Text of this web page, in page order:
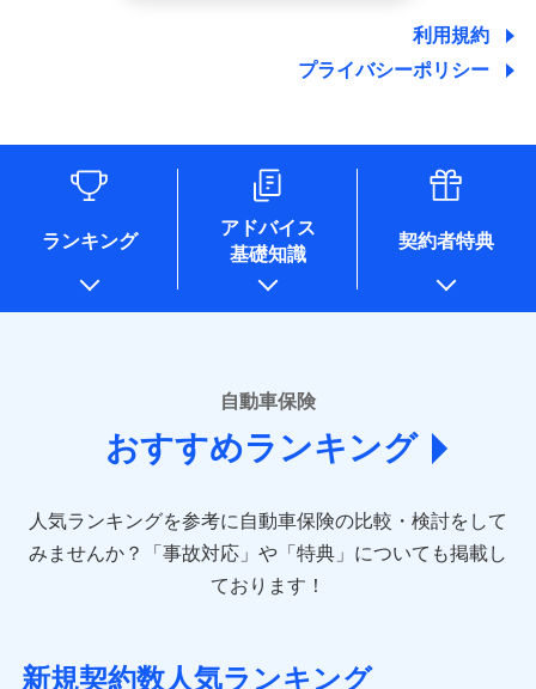
しくは委託を受けている保険会社・提携会社の保険その他に
関する情報を提供し、金融商品等の契約を勧奨するため、ま
た維持管理等の委託業務遂行のため、またそれらに付帯、関
情報を取引のある他の保険会社の商品・サービスをご提案す
るために利用させていただくことがあります。）
各種セミナーの開催のため
コンサルティングサービスの実施のため
アンケートやキャンペーン等の実施のため
上記に係る案内・手続き・管理等付帯業務を行うため
* 当社が委託を受けている保険会社の情報は、保険会社のホ
ームページに掲載しておりますので、ご確認ください。
あいおいニッセイ同和損害保険株式会社
(https://www.aioinissaydowa.co.jp/)
アクサ損害保険株式会社 (https://www.axa-
direct.co.jp/)
sompo.co.jp/)
東京海上ダイレクト損害保険株式会社 (https://www.e-
AIG損害保険株式会社 (https://www.aig.co.jp/sonpo)
ジェイアイ傷害火災保険株式会社
利用規約
プライバシーポリシー
ランキング
アドバイス
基礎知識
契約者特典
自動車保険
おすすめランキング
人気ランキングを参考に自動車保険の比較・検討をして
みませんか？
「事故対応」や「特典」についても掲載し
ております！
新規契約数人気ランキング